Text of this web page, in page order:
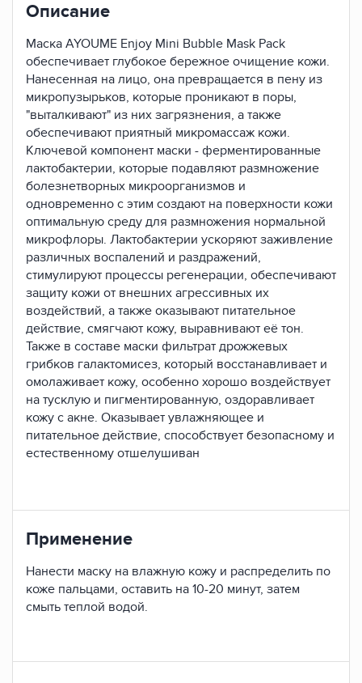
Описание
Маска AYOUME Enjoy Mini Bubble Mask Pack
обеспечивает глубокое бережное очищение кожи.
Нанесенная на лицо, она превращается в пену из
микропузырьков, которые проникают в поры,
"выталкивают" из них загрязнения, а также
обеспечивают приятный микромассаж кожи.
Ключевой компонент маски - ферментированные
лактобактерии, которые подавляют размножение
болезнетворных микроорганизмов и
одновременно с этим создают на поверхности кожи
оптимальную среду для размножения нормальной
микрофлоры. Лактобактерии ускоряют заживление
различных воспалений и раздражений,
стимулируют процессы регенерации, обеспечивают
защиту кожи от внешних агрессивных их
воздействий, а также оказывают питательное
действие, смягчают кожу, выравнивают её тон.
Также в составе маски фильтрат дрожжевых
грибков галактомисез, который восстанавливает и
омолаживает кожу, особенно хорошо воздействует
на тусклую и пигментированную, оздоравливает
кожу с акне. Оказывает увлажняющее и
питательное действие, способствует безопасному и
естественному отшелушиван
Применение
Нанести маску на влажную кожу и распределить по
коже пальцами, оставить на 10-20 минут, затем
смыть теплой водой.